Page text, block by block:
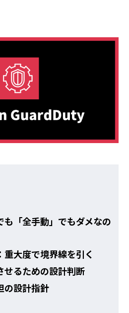
も「全手動」でもダメなの
大度で境界線を引く
せるための設計判断
の設計指針